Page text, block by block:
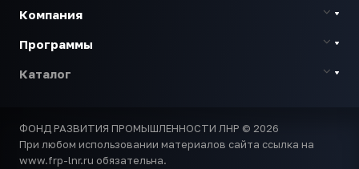
без специального
образования.
Форма поставки
Компания
Программы
Каталог
ФОНД РАЗВИТИЯ ПРОМЫШЛЕННОСТИ ЛНР © 2026
При любом использовании материалов сайта ссылка на
www.frp-lnr.ru обязательна.